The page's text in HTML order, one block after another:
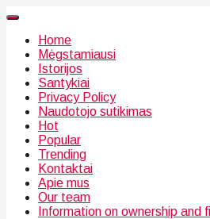
Home
Mėgstamiausi
Istorijos
Santykiai
Privacy Policy
Naudotojo sutikimas
Hot
Popular
Trending
Kontaktai
Apie mus
Our team
Information on ownership and